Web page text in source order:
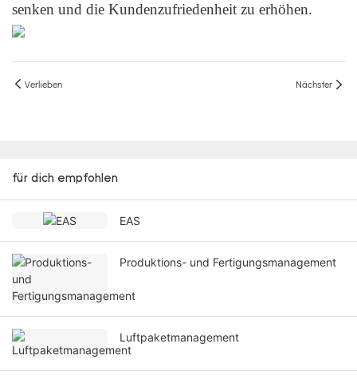
senken und die Kundenzufriedenheit zu erhöhen.
Verlieben Nächster
für dich empfohlen
EAS
Produktions- und Fertigungsmanagement
Luftpaketmanagement